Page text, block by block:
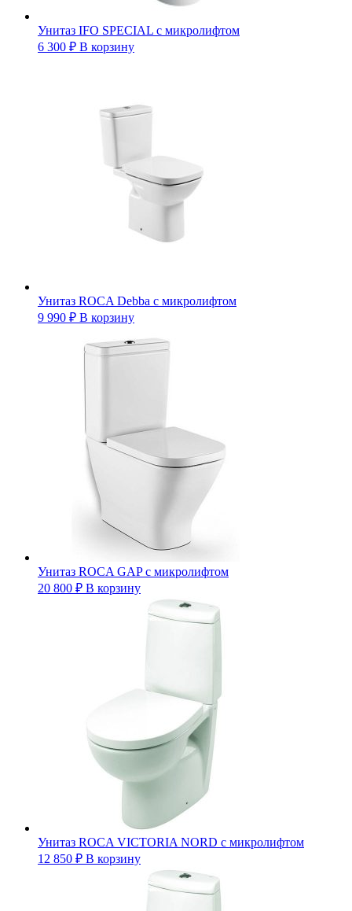
Унитаз IFO SPECIAL с микролифтом
6 300 ₽ В корзину
Унитаз ROCA Debba c микролифтом
9 990 ₽ В корзину
Унитаз ROCA GAP с микролифтом
20 800 ₽ В корзину
Унитаз ROCA VICTORIA NORD с микролифтом
12 850 ₽ В корзину